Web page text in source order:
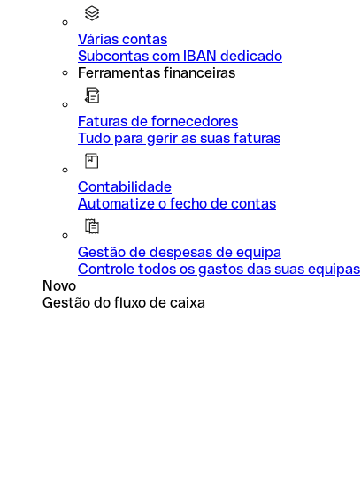
Várias contas
Subcontas com IBAN dedicado
Ferramentas financeiras
Faturas de fornecedores
Tudo para gerir as suas faturas
Contabilidade
Automatize o fecho de contas
Gestão de despesas de equipa
Controle todos os gastos das suas equipas
Novo
Gestão do fluxo de caixa